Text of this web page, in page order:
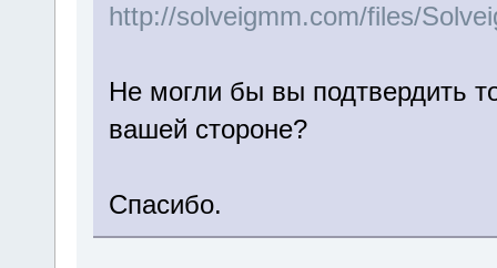
http://solveigmm.com/files/
Не могли бы вы подтвердить
вашей стороне?
Спасибо.